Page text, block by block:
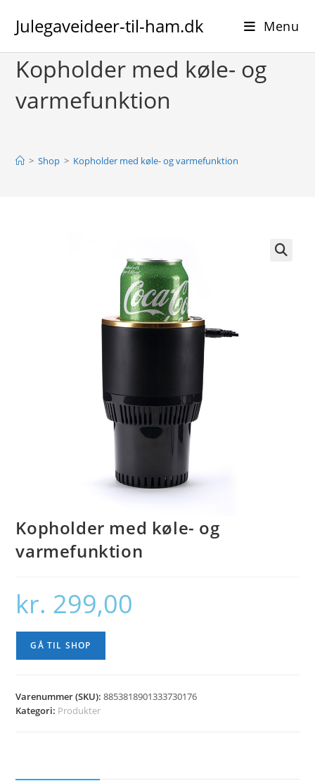
content
Julegaveideer-til-ham.dk Menu
Kopholder med køle- og
varmefunktion
> Shop > Kopholder med køle- og varmefunktion
Kopholder med køle- og
varmefunktion
kr. 299,00
GÅ TIL SHOP
Varenummer (SKU):8853818901333730176
Kategori: Produkter